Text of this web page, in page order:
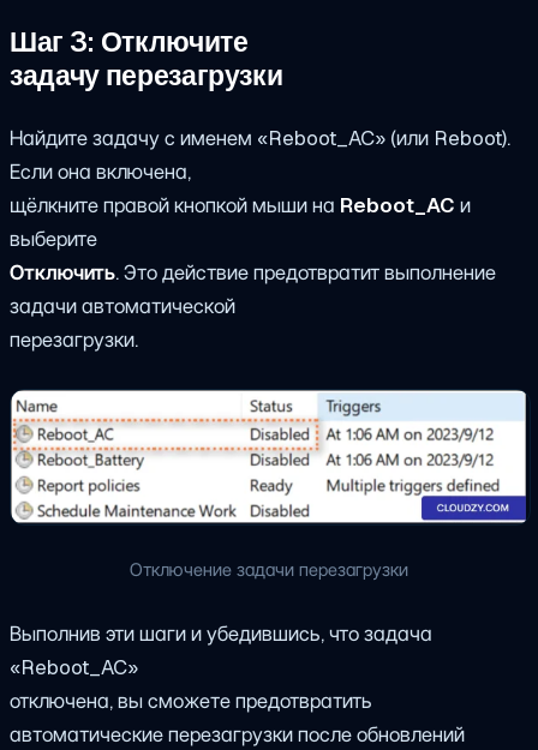
Шаг 3: Отключите
задачу перезагрузки
Найдите задачу с именем «Reboot_AC» (или Reboot).
Если она включена,
щёлкните правой кнопкой мыши на Reboot_AC и
выберите
Отключить. Это действие предотвратит выполнение
задачи автоматической
перезагрузки.
Отключение задачи перезагрузки
Выполнив эти шаги и убедившись, что задача
«Reboot_AC»
отключена, вы сможете предотвратить
автоматические перезагрузки после обновлений